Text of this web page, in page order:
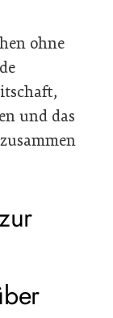
ohne
und das